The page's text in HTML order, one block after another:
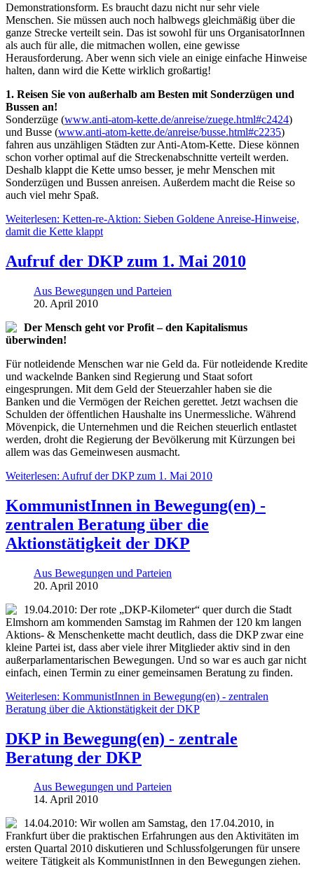
Demonstrationsform. Es braucht dazu nicht nur sehr viele
Menschen. Sie müssen auch noch halbwegs gleichmäßig über die
ganze Strecke verteilt sein. Das ist sowohl für uns OrganisatorInnen
als auch für alle, die mitmachen wollen, eine gewisse
Herausforderung. Aber wenn sich viele an einige einfache Hinweise
halten, dann wird die Kette wirklich großartig!
1. Reisen Sie von außerhalb am Besten mit Sonderzügen und
Bussen an!
Sonderzüge (www.anti-atom-kette.de/anreise/zuege.html#c2424)
und Busse (www.anti-atom-kette.de/anreise/busse.html#c2235)
fahren aus unzähligen Städten zur Anti-Atom-Kette. Diese können
schon vorher optimal auf die Streckenabschnitte verteilt werden.
Deshalb klappt die Kette umso besser, je mehr Menschen mit
Sonderzügen und Bussen anreisen. Außerdem macht die Reise so
auch viel mehr Spaß.
Weiterlesen: Ketten-re-Aktion: Sieben Goldene Anreise-Hinweise,
damit die Kette klappt
Aufruf der DKP zum 1. Mai 2010
Aus Bewegungen und Parteien
20. April 2010
Der Mensch geht vor Profit – den Kapitalismus
überwinden!
Für notleidende Menschen war nie Geld da. Für notleidende Kredite
und wackelnde Banken sind Regierung und Staat sofort
eingesprungen. Mit dem Geld der Steuerzahler haben sie die
Banken und die Vermögen der Reichen gerettet. Jetzt wachsen die
Schulden der öffentlichen Haushalte ins Unermessliche. Während
Mövenpick, die Unternehmen und die Reichen steuerlich entlastet
werden, droht die Regierung der Bevölkerung mit Kürzungen bei
allem was das Gemeinwesen ausmacht.
Weiterlesen: Aufruf der DKP zum 1. Mai 2010
KommunistInnen in Bewegung(en) -
zentralen Beratung über die
Aktionstätigkeit der DKP
Aus Bewegungen und Parteien
20. April 2010
19.04.2010: Der rote „DKP-Kilometer“ quer durch die Stadt
Elmshorn am kommenden Samstag im Rahmen der 120 km langen
Aktions- & Menschenkette macht deutlich, dass die DKP zwar eine
kleine Partei ist, dass aber viele ihrer Mitglieder aktiv sind in den
außerparlamentarischen Bewegungen. Und so war es auch gar nicht
einfach, einen Termin zu einer gemeinsamen Beratung zu finden.
Weiterlesen: KommunistInnen in Bewegung(en) - zentralen
Beratung über die Aktionstätigkeit der DKP
DKP in Bewegung(en) - zentrale
Beratung der DKP
Aus Bewegungen und Parteien
14. April 2010
14.04.2010: Wir wollen am Samstag, den 17.04.2010, in
Frankfurt über die praktischen Erfahrungen aus den Aktivitäten im
ersten Quartal 2010 diskutieren und Schlussfolgerungen für unsere
weitere Tätigkeit als KommunistInnen in den Bewegungen ziehen.